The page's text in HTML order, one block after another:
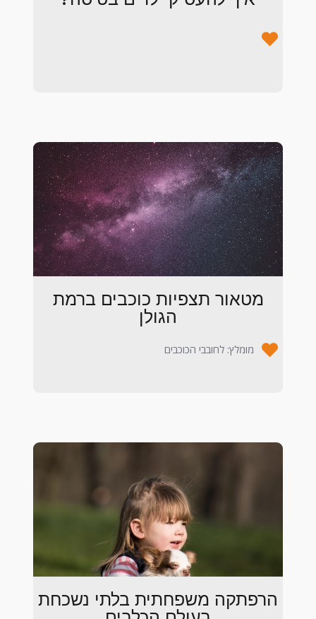
מטאור תצפיות כוכבים ברמת
הגולן
מומלץ: לחובבי הכוכבים
הרפתקה משפחתית בלתי נשכחת